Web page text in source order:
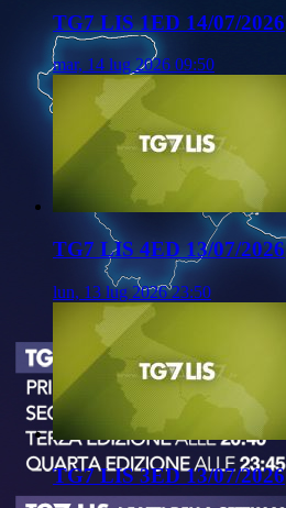
TG7 LIS 1ED 14/07/2026
mar, 14 lug 2026 09:50
TG7 LIS 4ED 13/07/2026
lun, 13 lug 2026 23:50
TG7 LIS 3ED 13/07/2026